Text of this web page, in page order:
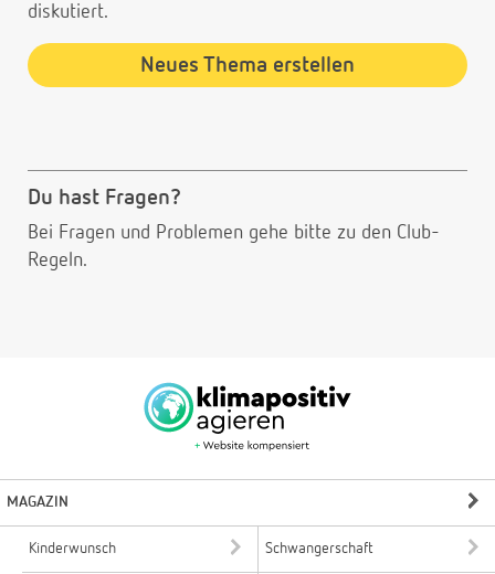
diskutiert.
Neues Thema erstellen
Du hast Fragen?
Bei Fragen und Problemen gehe bitte zu den Club-
Regeln.
MAGAZIN
Kinderwunsch Schwangerschaft